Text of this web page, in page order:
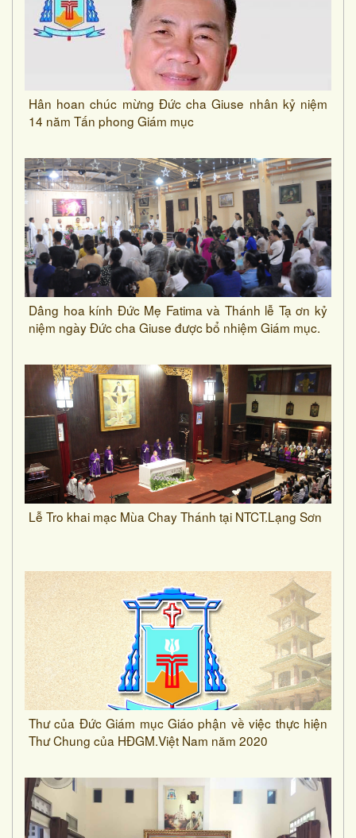
Hân hoan chúc mừng Đức cha Giuse nhân kỷ niệm
14 năm Tấn phong Giám mục
Dâng hoa kính Đức Mẹ Fatima và Thánh lễ Tạ ơn kỷ
niệm ngày Đức cha Giuse được bổ nhiệm Giám mục.
Lễ Tro khai mạc Mùa Chay Thánh tại NTCT.Lạng Sơn
Thư của Đức Giám mục Giáo phận về việc thực hiện
Thư Chung của HĐGM.Việt Nam năm 2020